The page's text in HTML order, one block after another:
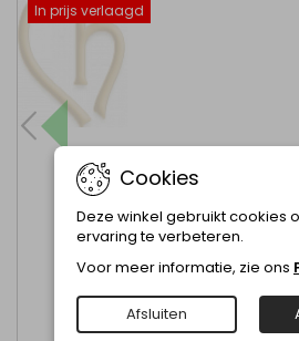
In prijs verlaagd
Cookies
Deze winkel gebruikt cookies
ervaring te verbeteren.
Voor meer informatie, zie ons
Afsluiten